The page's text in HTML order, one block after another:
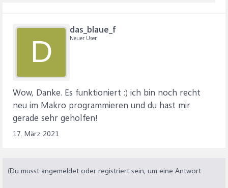
D
das_blaue_f
Neuer User
Wow, Danke. Es funktioniert :) ich bin noch recht
neu im Makro programmieren und du hast mir
gerade sehr geholfen!
17. März 2021
(Du musst angemeldet oder registriert sein, um eine Antwort